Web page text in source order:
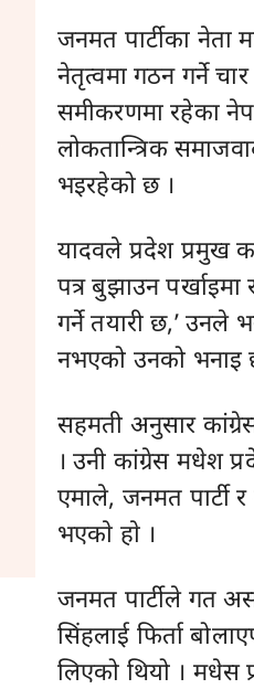
जनमत पार्टीका नेता
नेतृत्वमा गठन गर्ने
समीकरणमा रहेका
लोकतान्त्रिक
भइरहेको छ ।
यादवले प्रदेश प्रमुख
पत्र बुझाउन
गर्ने तयारी छ,’ उनले
नभएको उनको भनाइ
सहमती अनुसार
। उनी कांग्रेस मधेश
एमाले, जनमत पार्टी
भएकाे हाे ।
जनमत पार्टीले गत
सिंहलाई फिर्ता
लिएको थियो । मधेस